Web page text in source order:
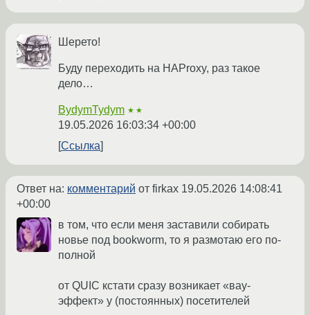
Шерето!
Буду переходить на HAProxy, раз такое
дело…
BydymTydym ★★
19.05.2026 16:03:34 +00:00
Ссылка
Ответ на: комментарий от firkax 19.05.2026 14:08:41
+00:00
в том, что если меня заставили собирать
новье под bookworm, то я размотаю его по-
полной
от QUIC кстати сразу возникает «вау-
эффект» у (постоянных) посетителей